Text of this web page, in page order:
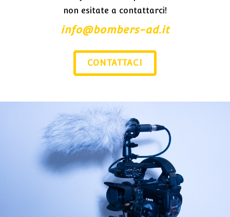
non esitate a contattarci!
info@bombers-ad.it
CONTATTACI